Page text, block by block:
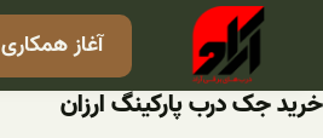
آغاز همکاری
خرید جک درب پارکینگ ارزان